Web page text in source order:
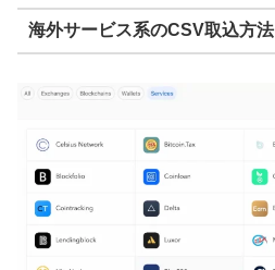
海外サービス系のCSV取込方法